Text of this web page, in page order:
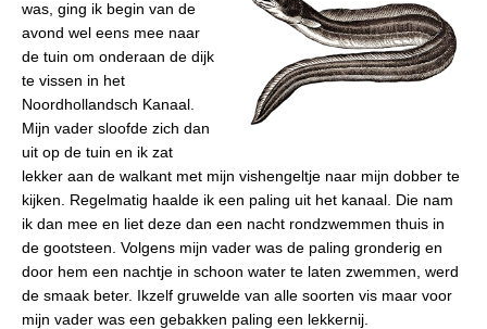
was, ging ik begin van de
avond wel eens mee naar
de tuin om onderaan de dijk
te vissen in het
Noordhollandsch Kanaal.
Mijn vader sloofde zich dan
uit op de tuin en ik zat
lekker aan de walkant met mijn vishengeltje naar mijn dobber te
kijken. Regelmatig haalde ik een paling uit het kanaal. Die nam
ik dan mee en liet deze dan een nacht rondzwemmen thuis in
de gootsteen. Volgens mijn vader was de paling gronderig en
door hem een nachtje in schoon water te laten zwemmen, werd
de smaak beter. Ikzelf gruwelde van alle soorten vis maar voor
mijn vader was een gebakken paling een lekkernij.